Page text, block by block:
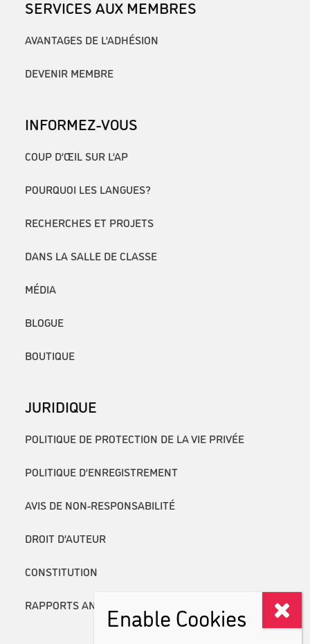
SERVICES AUX MEMBRES
AVANTAGES DE L’ADHÉSION
DEVENIR MEMBRE
INFORMEZ-VOUS
COUP D’ŒIL SUR L’AP
POURQUOI LES LANGUES?
RECHERCHES ET PROJETS
DANS LA SALLE DE CLASSE
MÉDIA
BLOGUE
BOUTIQUE
JURIDIQUE
POLITIQUE DE PROTECTION DE LA VIE PRIVÉE
POLITIQUE D’ENREGISTREMENT
AVIS DE NON-RESPONSABILITÉ
DROIT D’AUTEUR
CONSTITUTION
RAPPORTS ANNUELSEnable Cookies